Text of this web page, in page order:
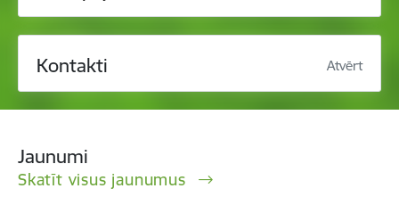
Kontakti Atvērt
Jaunumi
Skatīt visus jaunumus